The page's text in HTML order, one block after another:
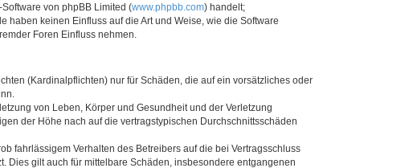
von phpBB Limited (www.phpbb.com) handelt;
haben keinen Einfluss auf die Art und Weise, wie die Software
Foren Einfluss nehmen.
(Kardinalpflichten) nur für Schäden, die auf ein vorsätzliches oder
von Leben, Körper und Gesundheit und der Verletzung
der Höhe nach auf die vertragstypischen Durchschnittsschäden
fahrlässigem Verhalten des Betreibers auf die bei Vertragsschluss
Dies gilt auch für mittelbare Schäden, insbesondere entgangenen